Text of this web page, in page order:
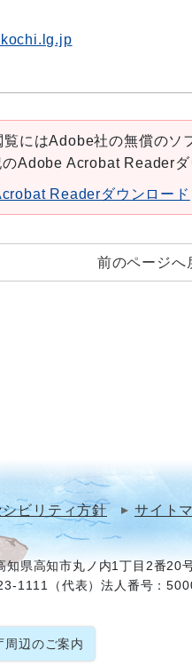
覧にはAdobe社の無償の
Adobe Acrobat Readerダ
Readerダウンロード
前のページへ
シビリティ方針 サイト
知県高知市丸ノ内1丁目2番20
1111（代表）法人番号：
周辺のご案内